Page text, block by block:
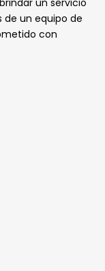
un servicio
de un equipo de
con